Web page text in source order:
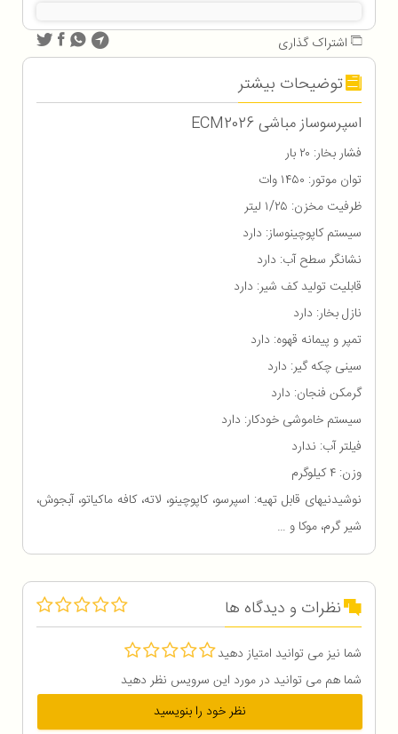
اشتراک گذاری
توضیحات بیشتر
اسپرسوساز مباشی ECM2026
فشار بخار: ۲۰ بار
توان موتور: ۱۴۵۰ وات
ظرفیت مخزن: ۱/۲۵ لیتر
سیستم کاپوچینوساز: دارد
نشانگر سطح آب: دارد
قابلیت تولید کف شیر: دارد
نازل بخار: دارد
تمپر و پیمانه قهوه: دارد
سینی چکه گیر: دارد
گرمکن فنجان: دارد
سیستم خاموشی خودکار: دارد
فیلتر آب: ندارد
وزن: ۴ کیلوگرم
نوشیدنیهای قابل تهیه: اسپرسو، کاپوچینو، لاته، کافه ماکیاتو، آبجوش،
شیر گرم، موکا و …
نظرات و دیدگاه ها
شما نیز می توانید امتیاز دهید
شما هم می توانید در مورد این سرویس نظر دهید
نظر خود را بنویسید